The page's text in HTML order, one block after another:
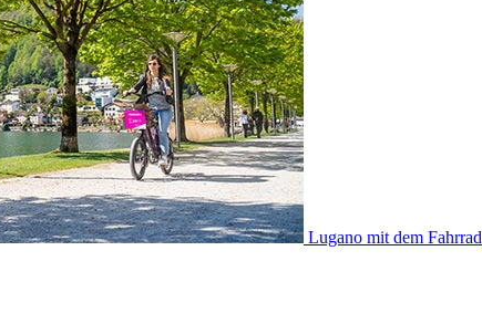
Lugano mit dem Fahrrad